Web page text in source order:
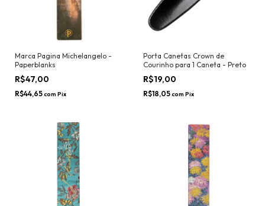
Marca Pagina Michelangelo -
Paperblanks
R$47,00
R$44,65com Pix
Porta Canetas Crown de
Courinho para 1 Caneta - Preto
R$19,00
R$18,05com Pix